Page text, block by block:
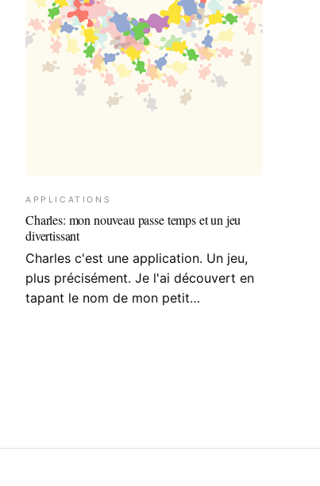
APPLICATIONS
Charles: mon nouveau passe temps et un jeu
divertissant
Charles c'est une application. Un jeu,
plus précisément. Je l'ai découvert en
tapant le nom de mon petit…